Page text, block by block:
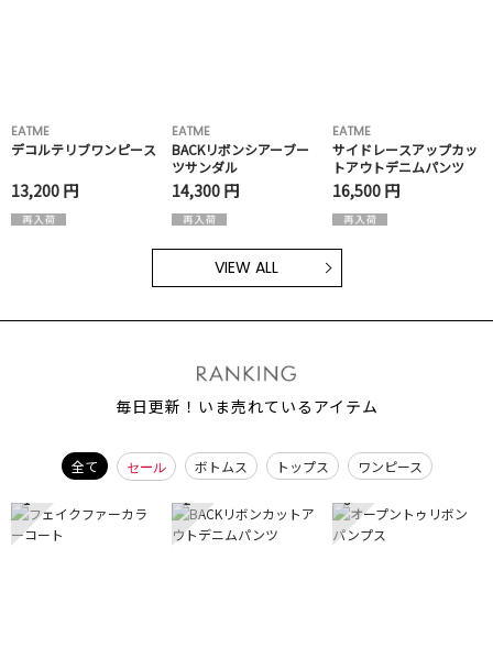
EATME
デコルテリブワンピース
13,200 円
EATME
BACKリボンシアーブー
ツサンダル
14,300 円
EATME
サイドレースアップカッ
トアウトデニムパンツ
16,500 円
VIEW ALL
毎日更新！いま売れているアイテム
全て セール ボトムス トップス ワンピース
1 2 3